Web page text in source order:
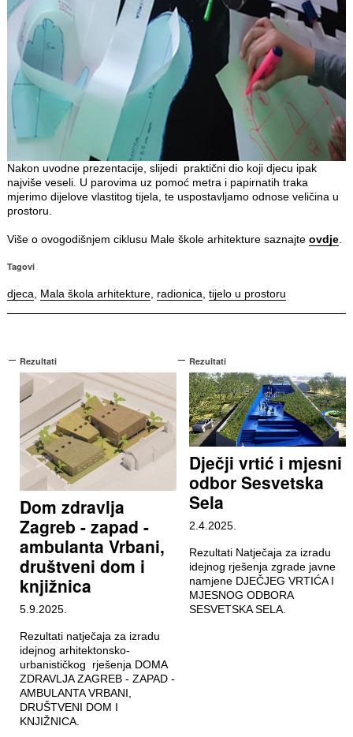
Nakon uvodne prezentacije, slijedi praktični dio koji djecu ipak
najviše veseli. U parovima uz pomoć metra i papirnatih traka
mjerimo dijelove vlastitog tijela, te uspostavljamo odnose veličina u
prostoru.
Više o ovogodišnjem ciklusu Male škole arhitekture saznajte ovdje.
Tagovi
djeca, Mala škola arhitekture, radionica, tijelo u prostoru
Rezultati
Dom zdravlja
Zagreb - zapad -
ambulanta Vrbani,
društveni dom i
knjižnica
5.9.2025.
Rezultati natječaja za izradu
idejnog arhitektonsko-
urbanističkog rješenja DOMA
ZDRAVLJA ZAGREB - ZAPAD -
AMBULANTA VRBANI,
DRUŠTVENI DOM I
KNJIŽNICA.
Rezultati
Dječji vrtić i mjesni
odbor Sesvetska
Sela
2.4.2025.
Rezultati Natječaja za izradu
idejnog rješenja zgrade javne
namjene DJEČJEG VRTIĆA I
MJESNOG ODBORA
SESVETSKA SELA.